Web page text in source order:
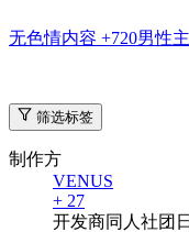
无色情内容 +720男性
筛选标签
制作方
VENUS
+ 27
开发商同人社团